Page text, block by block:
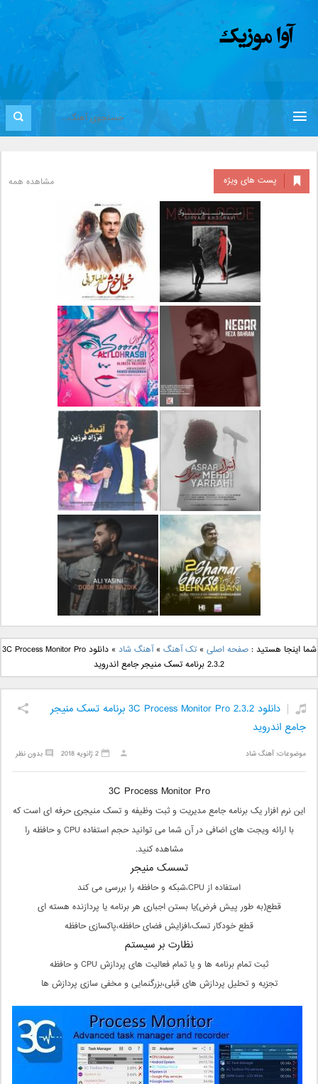
پست های ویژه مشاهده همه
دانلود آلبوم جدید سیروان
خسروی بنام مونولوگ
دانلود آهنگ جدید علیرضا
قربانی بنام خیال خوش
دانلود آهنگ جدید رضا
بهرام بنام نگار
دانلود آهنگ جدید علی
لهراسبی بنام صورت
دانلود آهنگ جدید مهدی
یراحی بنام اسرار
دانلود آهنگ جدید فرزاد
فرزین بنام آتیش
دانلود آهنگ جدید بهنام
بانی بنام قرص قمر 2
دانلود آهنگ جدید علی
یاسینی بنام دورترین نزدیک
شما اینجا هستید :صفحه اصلی »تک آهنگ »آهنگ شاد »
دانلود 3C Process Monitor Pro
2.3.2 برنامه تسک منیجر جامع اندروید
دانلود 3C Process Monitor Pro 2.3.2 برنامه تسک منیجر
جامع اندروید
موضوعات:آهنگ شاد بدون نظر 2 ژانویه 2018
3C Process Monitor Pro
این نرم افزار یک برنامه جامع مدیریت و ثبت وظیفه و تسک منیجری حرفه ای است که
با ارائه ویجت های اضافی در آن شما می توانید حجم استفاده CPU و حافظه را
مشاهده کنید.
تسسک منیجر
استفاده از CPU،شبکه و حافظه را بررسی می کند
قطع(به طور پیش فرض)یا بستن اجباری هر برنامه یا پردازنده هسته ای
قطع خودکار تسک،افزایش فضای حافظه،پاکسازی حافظه
نظارت بر سیستم
ثبت تمام برنامه ها و یا تمام فعالیت های پردازش CPU و حافظه
تجزیه و تحلیل پردازش های قبلی،بزرگنمایی و مخفی سازی پردازش ها